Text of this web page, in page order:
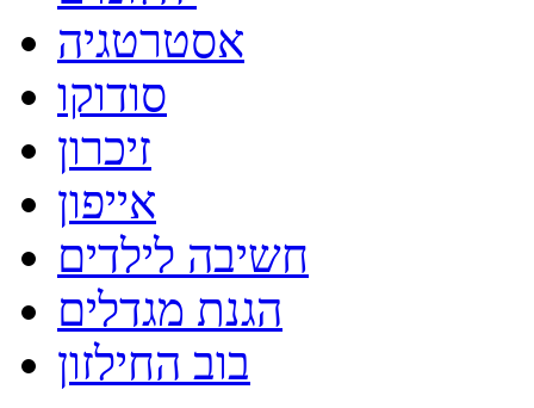
אסטרטגיה
סודוקו
זיכרון
אייפון
חשיבה לילדים
הגנת מגדלים
בוב החילזון